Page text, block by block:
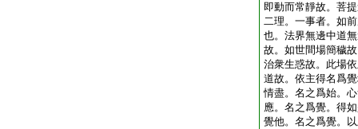
即動而常靜故。菩
二理。一事者。如
也。法界無邊中道
故。如世間場簡穢
治衆生惑故。此場
道故。依主得名爲
情盡。名之爲始。
應。名之爲覺。得
覺他。名之爲覺。